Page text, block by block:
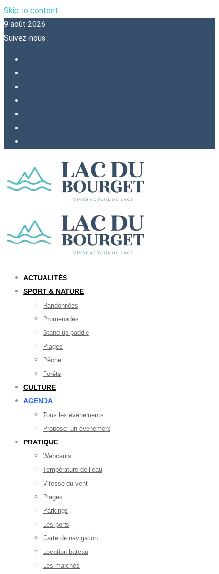
Skip to content
9 août 2026
Suivez-nous :
ACTUALITÉS
SPORT & NATURE
Randonnées
Promenades
Stand up paddle
Plages
Pêche
Forêts
CULTURE
AGENDA
Tous les événements
Proposer un événement
PRATIQUE
Webcams
Température de l’eau
Vitesse du vent
Plages
Parkings
Les ports
Carte de navigation
Location bateau
Les marchés